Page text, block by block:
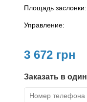
Площадь заслонки:
Управление:
3 672 грн
Заказать в